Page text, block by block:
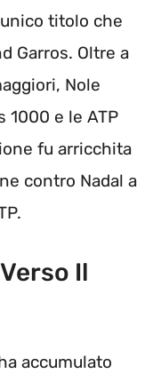
titolo che
Garros. Oltre a
Nole
1000 e le ATP
fu arricchita
contro Nadal a
Il
accumulato